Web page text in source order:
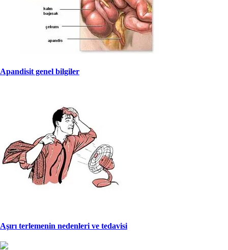
Apandisit genel bilgiler
Aşırı terlemenin nedenleri ve tedavisi